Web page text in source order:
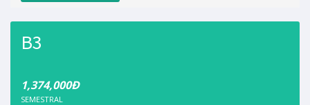
B3
1,374,000Đ
SEMESTRAL